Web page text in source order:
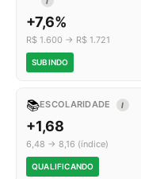
+7,6%
R$ 1.600 → R$ 1.721
SUBINDO
📚ESCOLARIDADE I
+1,68
6,48 → 8,16 (índice)
QUALIFICANDO